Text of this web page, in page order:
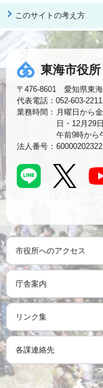
このサイトの考え方
東海市役所
〒476-8601 愛知県東
代表電話：052-603-
業務時間： 月曜日から
日・12月29
午前9時から
法人番号：
市役所へのアクセス
庁舎案内
リンク集
各課連絡先